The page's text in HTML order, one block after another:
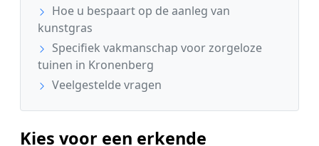
Hoe u bespaart op de aanleg van
kunstgras
Specifiek vakmanschap voor zorgeloze
tuinen in Kronenberg
Veelgestelde vragen
Kies voor een erkende